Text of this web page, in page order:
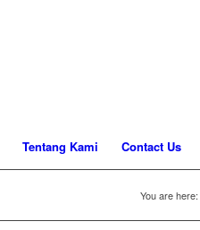
Tentang Kami Contact Us
You are here: